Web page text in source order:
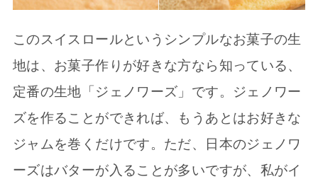
このスイスロールというシンプルなお菓子の生
地は、お菓子作りが好きな方なら知っている、
定番の生地「ジェノワーズ」です。ジェノワー
ズを作ることができれば、もうあとはお好きな
ジャムを巻くだけです。ただ、日本のジェノワ
ーズはバターが入ることが多いですが、私がイ